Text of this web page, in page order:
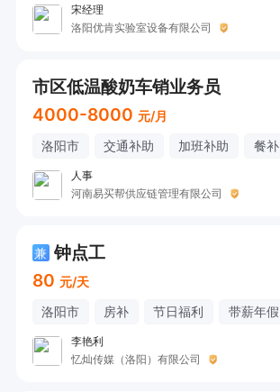
宋经理
洛阳优肯实验室设备有限公司
市区低温酸奶车销业务员
4000-8000 元/月
洛阳市 交通补助 加班补助 餐补
人事
河南易买帮供应链管理有限公司
兼 钟点工
80 元/天
洛阳市 房补 节日福利 带薪年假
李艳利
忆灿传媒（洛阳）有限公司